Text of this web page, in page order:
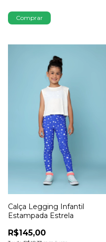
Comprar
Calça Legging Infantil
Estampada Estrela
R$145,00